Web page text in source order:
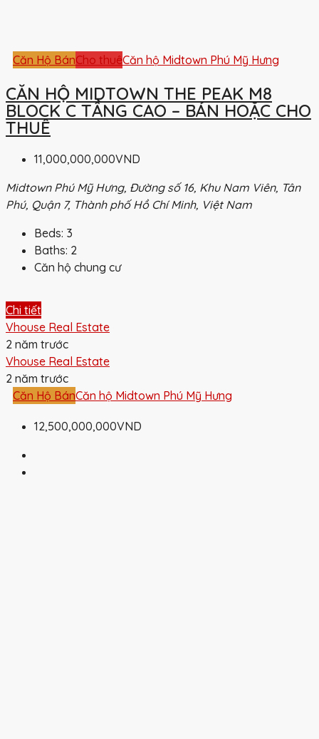
Căn Hộ BánCho thuêCăn hộ Midtown Phú Mỹ Hưng
CĂN HỘ MIDTOWN THE PEAK M8
BLOCK C TẦNG CAO – BÁN HOẶC CHO
THUÊ
11,000,000,000VND
Midtown Phú Mỹ Hưng, Đường số 16, Khu Nam Viên, Tân
Phú, Quận 7, Thành phố Hồ Chí Minh, Việt Nam
Beds: 3
Baths: 2
Căn hộ chung cư
Chi tiết
Vhouse Real Estate
2 năm trước
Vhouse Real Estate
2 năm trước
Căn Hộ BánCăn hộ Midtown Phú Mỹ Hưng
12,500,000,000VND